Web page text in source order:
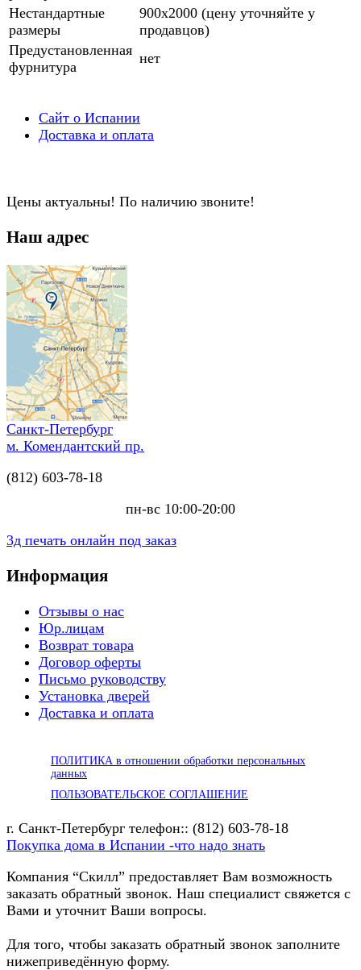
Нестандартные
размеры
900х2000 (цену уточняйте у
продавцов)
Предустановленная
фурнитура
нет
Сайт о Испании
Доставка и оплата
Цены актуальны! По наличию звоните!
Наш адрес
Санкт-Петербург
м. Комендантский пр.
(812) 603-78-18
пн-вс 10:00-20:00
3д печать онлайн под заказ
Информация
Отзывы о нас
Юр.лицам
Возврат товара
Договор оферты
Письмо руководству
Установка дверей
Доставка и оплата
ПОЛИТИКА в отношении обработки персональных
данных
ПОЛЬЗОВАТЕЛЬСКОЕ СОГЛАШЕНИЕ
г. Санкт-Петербург телефон:: (812) 603-78-18
Покупка дома в Испании -что надо знать
Компания “Скилл” предоставляет Вам возможность
заказать обратный звонок. Наш специалист свяжется с
Вами и уточнит Ваши вопросы.
Для того, чтобы заказать обратный звонок заполните
нижеприведённую форму.